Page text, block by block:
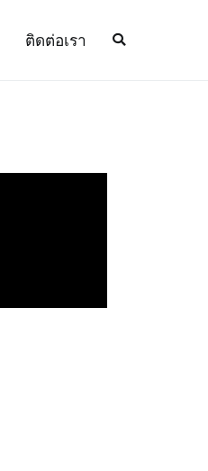
ติดต่อเรา